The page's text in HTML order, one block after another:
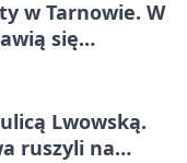
w Tarnowie. W
się
Lwowską.
ruszyli na